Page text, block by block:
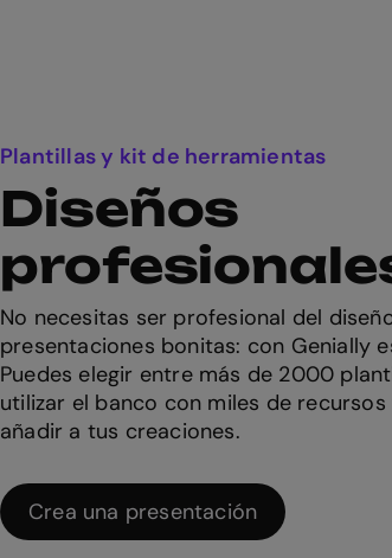
Plantillas y kit de herramientas
Diseños
No necesitas ser profesional del
presentaciones bonitas: con Genially
Puedes elegir entre más de 2000
utilizar el banco con miles de
añadir a tus creaciones.
Crea una presentación